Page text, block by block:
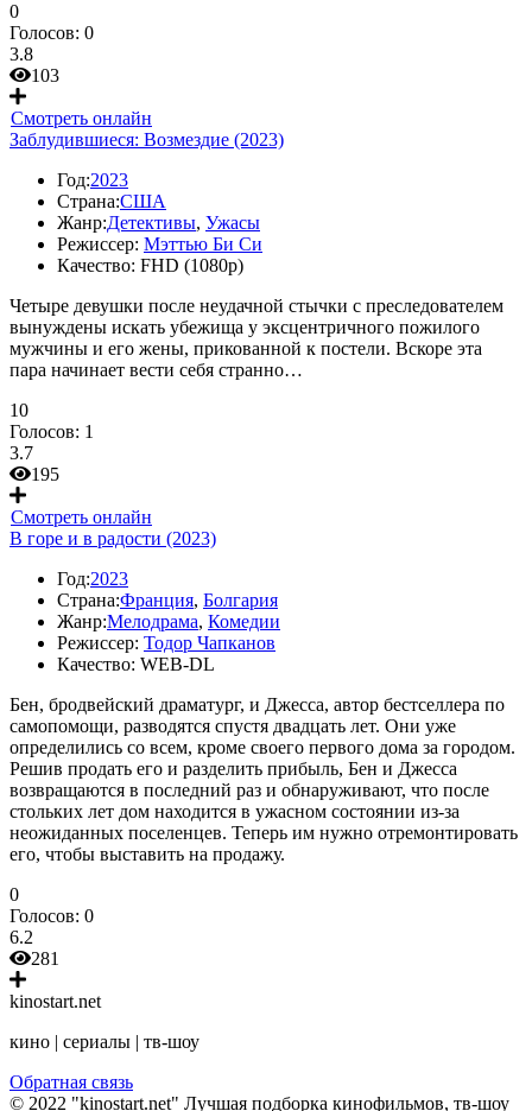
0
Голосов: 0
3.8
103
Смотреть онлайн
Заблудившиеся: Возмездие (2023)
Год:2023
Страна:США
Жанр:Детективы, Ужасы
Режиссер: Мэттью Би Си
Качество: FHD (1080p)
Четыре девушки после неудачной стычки с преследователем
вынуждены искать убежища у эксцентричного пожилого
мужчины и его жены, прикованной к постели. Вскоре эта
пара начинает вести себя странно…
10
Голосов: 1
3.7
195
Смотреть онлайн
В горе и в радости (2023)
Год:2023
Страна:Франция, Болгария
Жанр:Мелодрама, Комедии
Режиссер: Тодор Чапканов
Качество: WEB-DL
Бен, бродвейский драматург, и Джесса, автор бестселлера по
самопомощи, разводятся спустя двадцать лет. Они уже
определились со всем, кроме своего первого дома за городом.
Решив продать его и разделить прибыль, Бен и Джесса
возвращаются в последний раз и обнаруживают, что после
стольких лет дом находится в ужасном состоянии из-за
неожиданных поселенцев. Теперь им нужно отремонтировать
его, чтобы выставить на продажу.
0
Голосов: 0
6.2
281
kinostart.net
кино | сериалы | тв-шоу
Обратная связь
© 2022 "kinostart.net" Лучшая подборка кинофильмов, тв-шоу